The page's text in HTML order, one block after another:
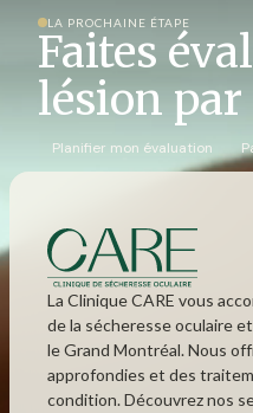
LA PROCHAINE ÉTAPE
Faites
lésion
Planifier mon évaluation
La Clinique CARE vous
de la sécheresse oculaire
le Grand Montréal. Nous
approfondies et des
condition. Découvrez nos